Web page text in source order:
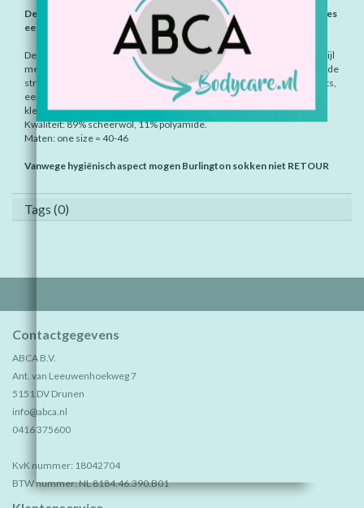
Deze Burlington sokken zijn alleen per set van 3 paar te bestellen. Kies
een aantal dat een veelvoud is van 3 ( zoals 3, 6, 9, 12...).
Deze sokken zijn gemaakt van wol van hoge kwaliteit en combineren stijl
met verwarmend comfort. De opvallende grof gebreide look met geribde
structuur geeft ze een rustieke touch die, in combinatie met ruige boots,
een vleugje country chic toevoegt aan elke casual look. De elegante
kleuren maken ze de perfecte outfitpartners voor frisse dagen.
Kwaliteit: 89% scheerwol, 11% polyamide.
Maten: one size = 40-46
Vanwege hygiënisch aspect mogen Burlington sokken niet RETOUR
Tags (0)
Contactgegevens
ABCA B.V.
Ant. van Leeuwenhoekweg 7
5151 DV Drunen
info@abca.nl
0416 375600
KvK nummer: 18042704
BTW nummer: NL 8184.46.390.B01